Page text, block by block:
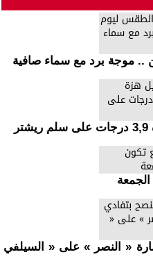
.. موجة برد مع سماء صافية
« النصر » على « السيلفي